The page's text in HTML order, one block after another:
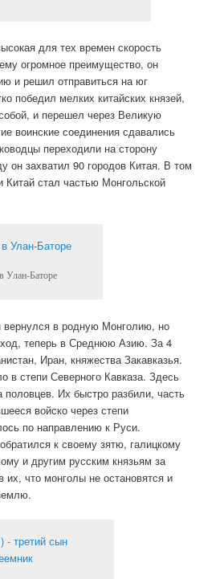
для тех времен скорость
огромное преимущество, он
и решил отправиться на юг
победил мелких китайских князей,
и перешел через Великую
воинские соединения сдавались
переходили на сторону
он захватил 90 городов Китая. В том
Китай стал частью Монгольской
Улан-Баторе
вернулся в родную Монголию, но
теперь в Среднюю Азию. За 4
Иран, княжества Закавказья.
в степи Северного Кавказа. Здесь
половцев. Их быстро разбили, часть
войско через степи
по направлению к Руси.
к своему зятю, галицкому
и другим русским князьям за
что монголы не остановятся и